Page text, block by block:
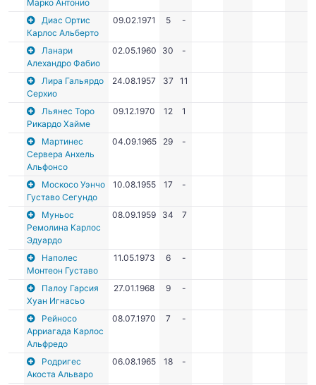
Марко Антонио
Диас Ортис
Карлос Альберто
09.02.1971 5 -
Ланари
Алехандро Фабио
02.05.1960 30 -
Лира Гальярдо
Серхио
24.08.1957 37 11
Льянес Торо
Рикардо Хайме
09.12.1970 12 1
Мартинес
Сервера Анхель
Альфонсо
04.09.1965 29 -
Москосо Уэнчо
Густаво Сегундо
10.08.1955 17 -
Муньос
Ремолина Карлос
Эдуардо
08.09.1959 34 7
Наполес
Монтеон Густаво
11.05.1973 6 -
Палоу Гарсия
Хуан Игнасьо
27.01.1968 9 -
Рейносо
Арриагада Карлос
Альфредо
08.07.1970 7 -
Родригес
Акоста Альваро
06.08.1965 18 -